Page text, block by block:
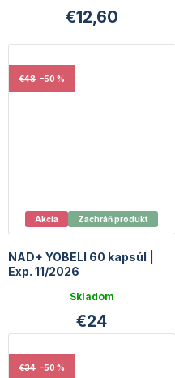
€12,60
Akcia Zachráň produkt
€48 –50 %
NAD+ YOBELI 60 kapsúl |
Exp. 11/2026
Skladom
€24
€34 –50 %